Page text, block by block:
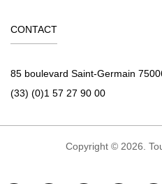
CONTACT
85 boulevard Saint-Germain
(33) (0)1 57 27 90 00
Copyright © 2026.